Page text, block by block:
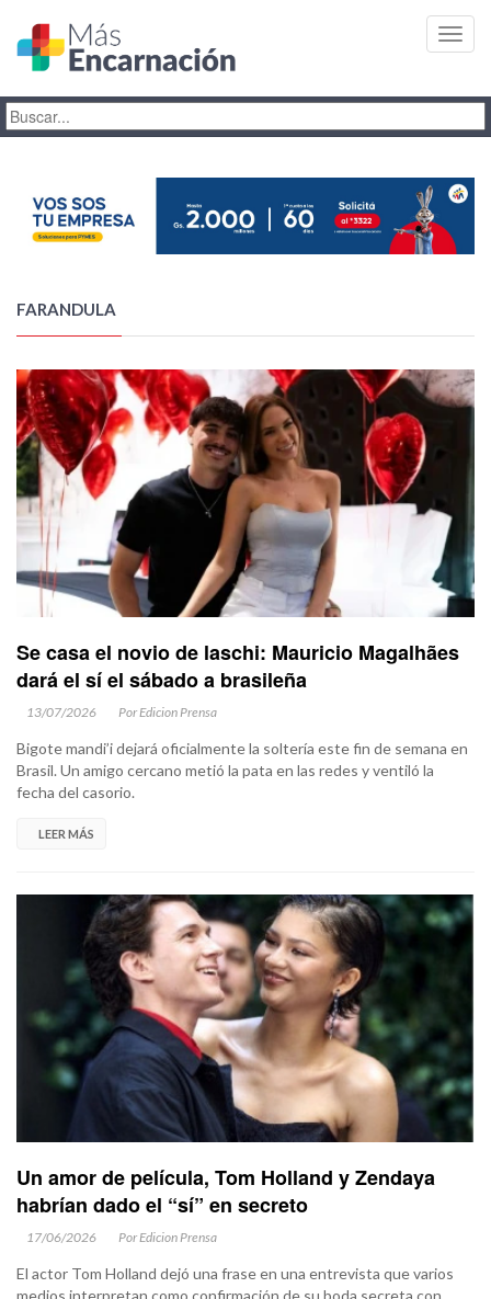
FARANDULA
Se casa el novio de laschi: Mauricio Magalhães
dará el sí el sábado a brasileña
13/07/2026 Por Edicion Prensa
Bigote mandi’i dejará oficialmente la soltería este fin de semana en
Brasil. Un amigo cercano metió la pata en las redes y ventiló la
fecha del casorio.
LEER MÁS
Un amor de película, Tom Holland y Zendaya
habrían dado el “sí” en secreto
17/06/2026 Por Edicion Prensa
El actor Tom Holland dejó una frase en una entrevista que varios
medios interpretan como confirmación de su boda secreta con